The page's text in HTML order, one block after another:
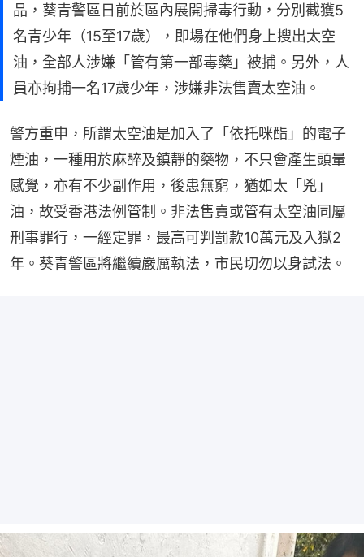
品，葵青警區日前於區內展開掃毒行動，分別截獲5
名青少年（15至17歲），即場在他們身上搜出太空
油，全部人涉嫌「管有第一部毒藥」被捕。另外，人
員亦拘捕一名17歲少年，涉嫌非法售賣太空油。
警方重申，所謂太空油是加入了「依托咪酯」的電子
煙油，一種用於麻醉及鎮靜的藥物，不只會產生頭暈
感覺，亦有不少副作用，後患無窮，猶如太「兇」
油，故受香港法例管制。非法售賣或管有太空油同屬
刑事罪行，一經定罪，最高可判罰款10萬元及入獄2
年。葵青警區將繼續嚴厲執法，市民切勿以身試法。